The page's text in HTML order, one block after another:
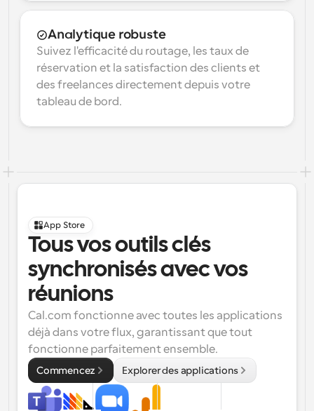
Analytique robuste
Suivez l'efficacité du routage, les taux de
réservation et la satisfaction des clients et
des freelances directement depuis votre
tableau de bord.
App Store
Tous vos outils clés
synchronisés avec vos
réunions
Cal.com fonctionne avec toutes les applications
déjà dans votre flux, garantissant que tout
fonctionne parfaitement ensemble.
Commencez Explorer des applications